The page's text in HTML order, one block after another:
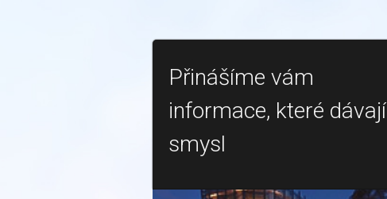
Přinášíme vám
informace, které dávají
smysl